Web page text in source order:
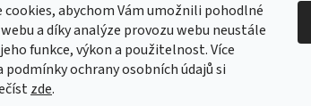
cookies, abychom Vám umožnili pohodlné
a díky analýze provozu webu neustále
funkce, výkon a použitelnost. Více
podmínky ochrany osobních údajů si
zde.
EN-filmy.cz CD-Soundtrack.cz